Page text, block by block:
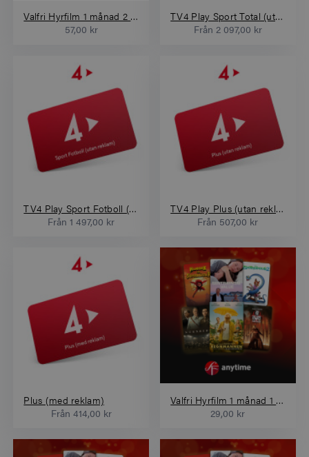
Valfri Hyrfilm 1 månad 2 filmer
57,00 kr
TV4 Play Sport Total (utan reklam)
Från 2 097,00 kr
TV4 Play Sport Fotboll (utan reklam)
Från 1 497,00 kr
TV4 Play Plus (utan reklam)
Från 507,00 kr
Plus (med reklam)
Från 414,00 kr
Valfri Hyrfilm 1 månad 1 film
29,00 kr